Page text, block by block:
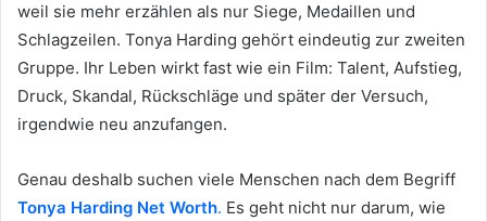
weil sie mehr erzählen als nur Siege, Medaillen und
Schlagzeilen. Tonya Harding gehört eindeutig zur zweiten
Gruppe. Ihr Leben wirkt fast wie ein Film: Talent, Aufstieg,
Druck, Skandal, Rückschläge und später der Versuch,
irgendwie neu anzufangen.
Genau deshalb suchen viele Menschen nach dem Begriff
Tonya Harding Net Worth. Es geht nicht nur darum, wie